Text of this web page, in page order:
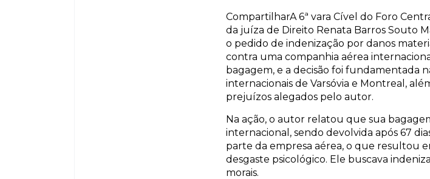
CompartilharA 6ª vara Cível do Foro
da juíza de Direito Renata Barros Souto
o pedido de indenização por danos
contra uma companhia aérea
bagagem, e a decisão foi fundamentada
internacionais de Varsóvia e Montreal,
prejuízos alegados pelo autor.
Na ação, o autor relatou que sua
internacional, sendo devolvida após 67
parte da empresa aérea, o que resultou
desgaste psicológico. Ele buscava
morais.